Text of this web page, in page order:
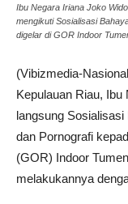
Ibu Negara Iriana Joko
mengikuti Sosialisasi
digelar di GOR Indoor
(Vibizmedia-
Kepulauan Riau,
langsung
dan Pornografi
(GOR) Indoor
melakukannya